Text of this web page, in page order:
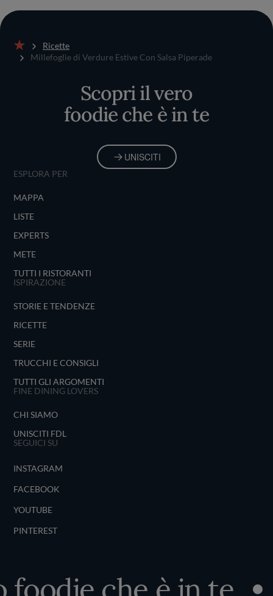
Home
Ricette
Millefoglie di Verdure Estive Con Salsa Piperade
Scopri il vero
foodie che è in te
UNISCITI
ESPLORA PER
MAPPA
LISTE
EXPERTS
METE
TUTTI I RISTORANTI
ISPIRAZIONE
STORIE E TENDENZE
RICETTE
SERIE
TRUCCHI E CONSIGLI
TUTTI GLI ARGOMENTI
FINE DINING LOVERS
CHI SIAMO
UNISCITI FDL
SEGUICI SU
INSTAGRAM
FACEBOOK
YOUTUBE
PINTEREST